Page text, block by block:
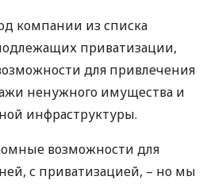
компании из списка
приватизации,
для привлечения
ненужного имущества и
инфраструктуры.
возможности для
с приватизацией, – но мы